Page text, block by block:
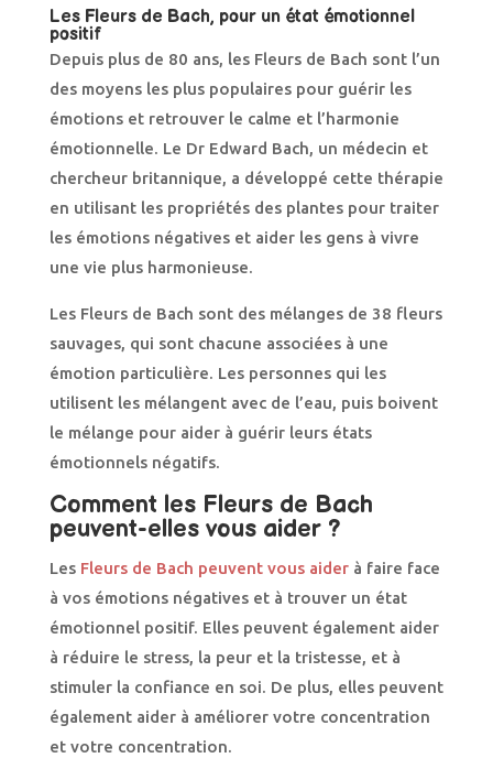
Les Fleurs de Bach, pour un état émotionnel
positif
Depuis plus de 80 ans, les Fleurs de Bach sont l’un
des moyens les plus populaires pour guérir les
émotions et retrouver le calme et l’harmonie
émotionnelle. Le Dr Edward Bach, un médecin et
chercheur britannique, a développé cette thérapie
en utilisant les propriétés des plantes pour traiter
les émotions négatives et aider les gens à vivre
une vie plus harmonieuse.
Les Fleurs de Bach sont des mélanges de 38 fleurs
sauvages, qui sont chacune associées à une
émotion particulière. Les personnes qui les
utilisent les mélangent avec de l’eau, puis boivent
le mélange pour aider à guérir leurs états
émotionnels négatifs.
Comment les Fleurs de Bach
peuvent-elles vous aider ?
Les Fleurs de Bach peuvent vous aider à faire face
à vos émotions négatives et à trouver un état
émotionnel positif. Elles peuvent également aider
à réduire le stress, la peur et la tristesse, et à
stimuler la confiance en soi. De plus, elles peuvent
également aider à améliorer votre concentration
et votre concentration.